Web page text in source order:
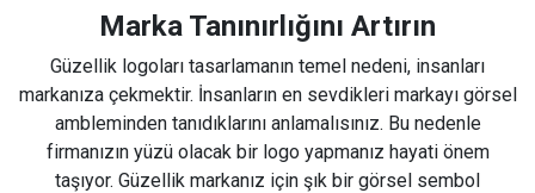
Marka Tanınırlığını Artırın
Güzellik logoları tasarlamanın temel nedeni, insanları
markanıza çekmektir. İnsanların en sevdikleri markayı görsel
ambleminden tanıdıklarını anlamalısınız. Bu nedenle
firmanızın yüzü olacak bir logo yapmanız hayati önem
taşıyor. Güzellik markanız için şık bir görsel sembol